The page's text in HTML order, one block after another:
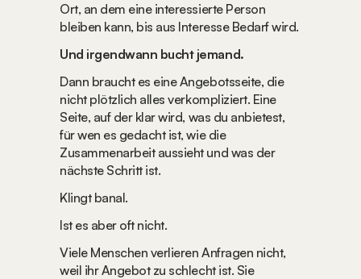
Ort, an dem eine interessierte Person
bleiben kann, bis aus Interesse Bedarf wird.
Und irgendwann bucht jemand.
Dann braucht es eine Angebotsseite, die
nicht plötzlich alles verkompliziert. Eine
Seite, auf der klar wird, was du anbietest,
für wen es gedacht ist, wie die
Zusammenarbeit aussieht und was der
nächste Schritt ist.
Klingt banal.
Ist es aber oft nicht.
Viele Menschen verlieren Anfragen nicht,
weil ihr Angebot zu schlecht ist. Sie